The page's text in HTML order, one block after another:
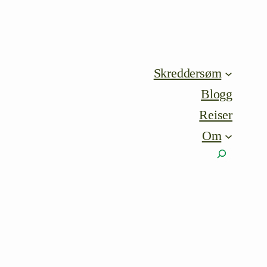
Skreddersøm
Blogg
Reiser
Om
Søk